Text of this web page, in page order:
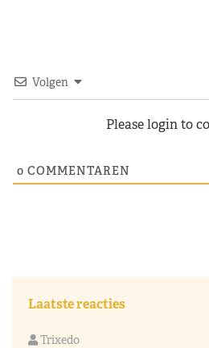
Volgen
Please login to
0 COMMENTAREN
Laatste reacties
Trixedo